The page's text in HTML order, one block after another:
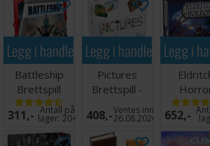
Legg i handlekurven
Battleship
Brettspill
311,- Antall på
lager: 20+
Legg i handlekurven
Pictures
Brettspill -
Norsk
408,-Ventes inn
26.08.2026
Legg i
652,-